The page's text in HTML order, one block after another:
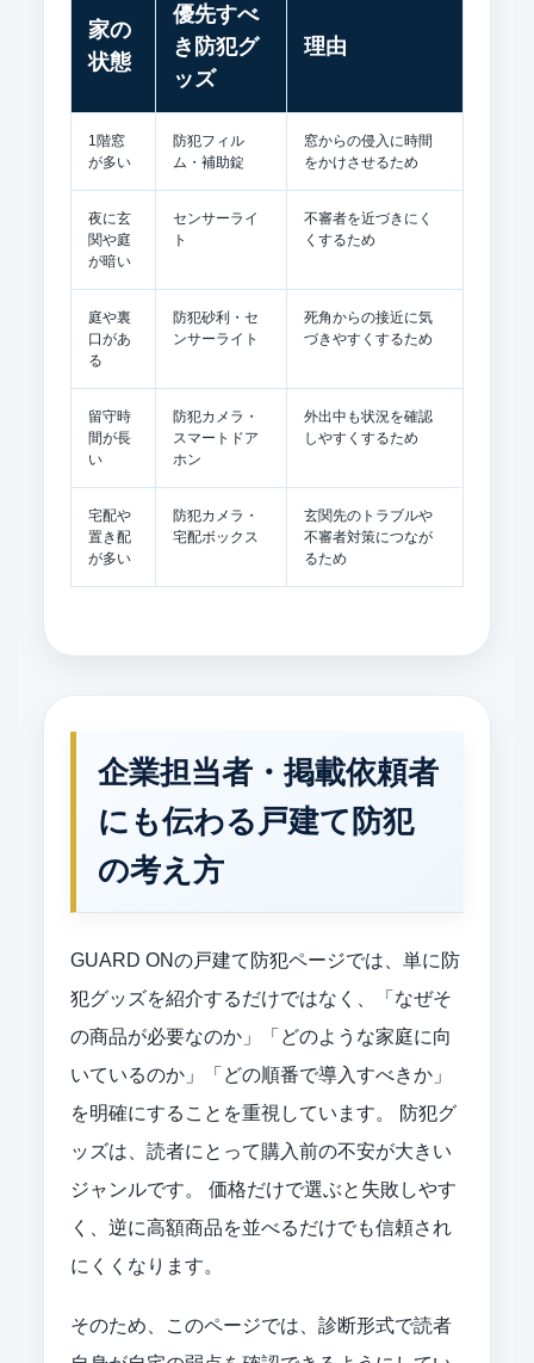
家の
状態
優先すべ
き防犯グ
ッズ
理由
1階窓
が多い
防犯フィル
ム・補助錠
窓からの侵入に時間
をかけさせるため
夜に玄
関や庭
が暗い
センサーライ
ト
不審者を近づきにく
くするため
庭や裏
口があ
る
防犯砂利・セ
ンサーライト
死角からの接近に気
づきやすくするため
留守時
間が長
い
防犯カメラ・
スマートドア
ホン
外出中も状況を確認
しやすくするため
宅配や
置き配
が多い
防犯カメラ・
宅配ボックス
玄関先のトラブルや
不審者対策につなが
るため
企業担当者・掲載依頼者
にも伝わる戸建て防犯
の考え方
GUARD ONの戸建て防犯ページでは、単に防
犯グッズを紹介するだけではなく、「なぜそ
の商品が必要なのか」「どのような家庭に向
いているのか」「どの順番で導入すべきか」
を明確にすることを重視しています。 防犯グ
ッズは、読者にとって購入前の不安が大きい
ジャンルです。 価格だけで選ぶと失敗しやす
く、逆に高額商品を並べるだけでも信頼され
にくくなります。
そのため、このページでは、診断形式で読者